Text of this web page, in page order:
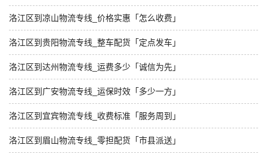
洛江区到凉山物流专线_价格实惠「怎么收费」
洛江区到贵阳物流专线_整车配货「定点发车」
洛江区到达州物流专线_运费多少「诚信为先」
洛江区到广安物流专线_运保时效「多少一方」
洛江区到宜宾物流专线_收费标准「服务周到」
洛江区到眉山物流专线_零担配货「市县派送」